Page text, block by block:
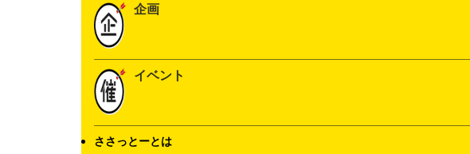
企画
イベント
ささっとーとは